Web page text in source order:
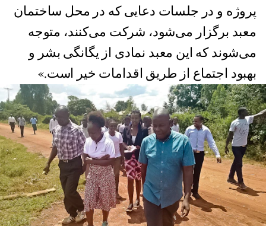
پروژه و در جلسات دعایی که در محل ساختمان
معبد برگزار می‌شود، شرکت می‌کنند، متوجه
می‌شوند که این معبد نمادی از یگانگی بشر و
بهبود اجتماع از طریق اقدامات خیر است.»